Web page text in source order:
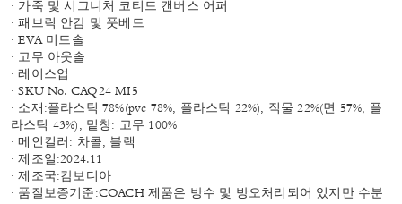
· 가죽 및 시그니처 코티드 캔버스 어퍼
· 패브릭 안감 및 풋베드
· EVA 미드솔
· 고무 아웃솔
· 레이스업
· SKU No. CAQ24 MI5
· 소재:플라스틱 78%(pvc 78%, 플라스틱 22%), 직물 22%(면 57%, 플
라스틱 43%), 밑창: 고무 100%
· 메인컬러: 차콜, 블랙
· 제조일:2024.11
· 제조국:캄보디아
· 품질보증기준:COACH 제품은 방수 및 방오처리되어 있지만 수분